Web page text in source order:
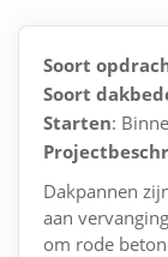
Soort
Soort
Starten:
Dakpannen
aan
om rode